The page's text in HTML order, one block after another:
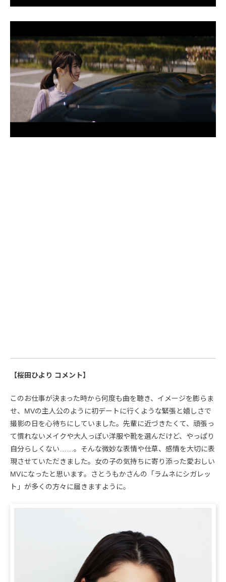
【桜田ひより コメント】
このお仕事が決まった時から何度も曲を聴き、イメージを膨らま
せ、MVの主人公のように初デートに行くような緊張と嬉しさで
撮影の日を心待ちにしていました。先輩に近づきたくて、頑張っ
て慣れないメイクや大人っぽい洋服や靴を選んだけど、やっぱり
自分らしくない……。そんな微妙な表情や仕草、感情を大切に表
現させていただきました。女の子の気持ちに寄り添った愛おしい
MVになったと思います。さとうもかさんの「ラムネにシガレッ
ト」が多くの方々に届きますように。